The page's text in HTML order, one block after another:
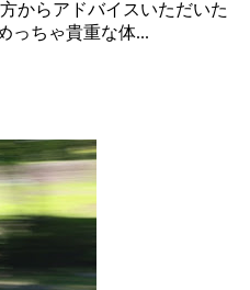
からアドバイスいただいた
っちゃ貴重な体...